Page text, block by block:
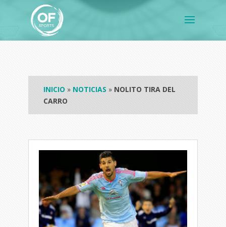
INICIO » NOTICIAS » NOLITO TIRA DEL
CARRO